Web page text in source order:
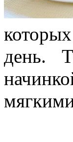
день.